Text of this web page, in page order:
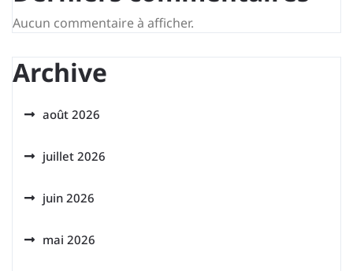
Aucun commentaire à afficher.
Archive
août 2026
juillet 2026
juin 2026
mai 2026